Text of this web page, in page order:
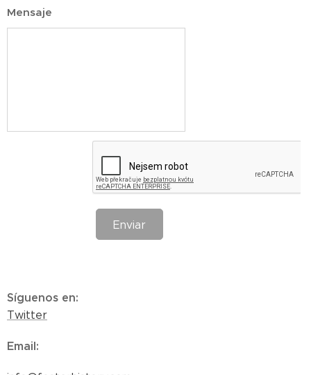
Mensaje
Enviar
Síguenos en:
Twitter
Email: